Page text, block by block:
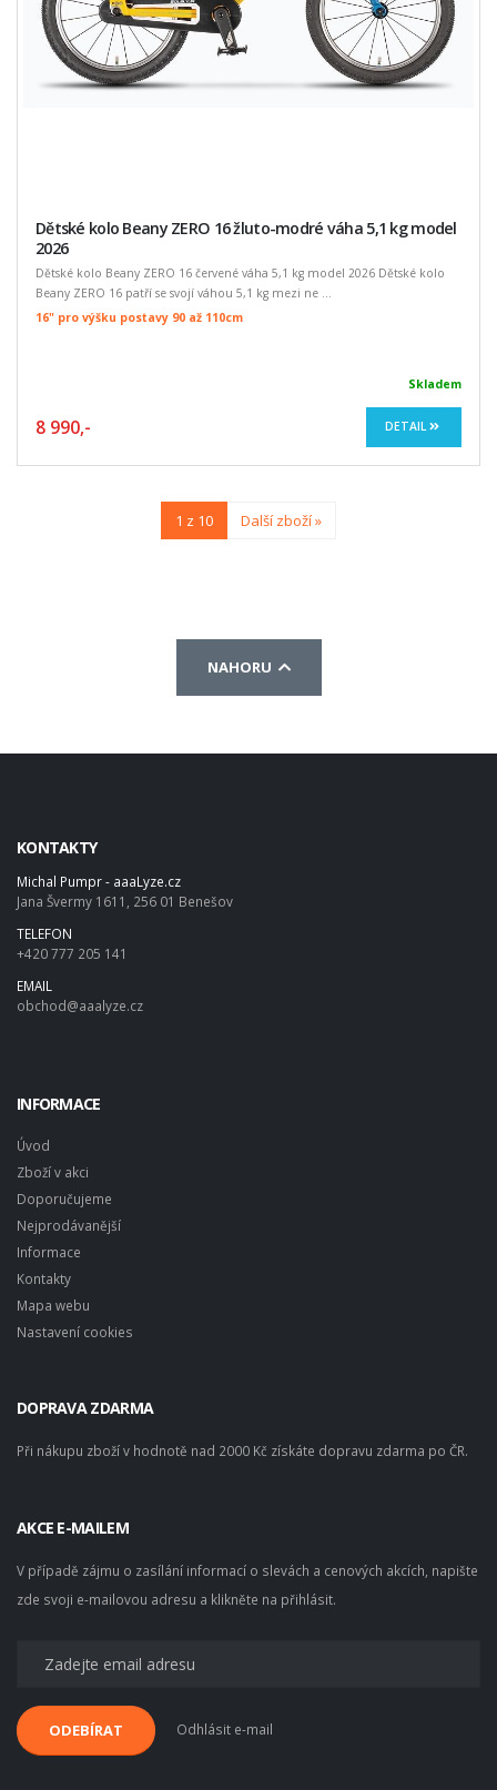
Dětské kolo Beany ZERO 16 žluto-modré váha 5,1 kg model
2026
Dětské kolo Beany ZERO 16 červené váha 5,1 kg model 2026 Dětské kolo
Beany ZERO 16 patří se svojí váhou 5,1 kg mezi ne ...
16" pro výšku postavy 90 až 110cm
Skladem
8 990,- DETAIL
1 z 10 Další zboží »
NAHORU
KONTAKTY
Michal Pumpr - aaaLyze.cz
Jana Švermy 1611, 256 01 Benešov
TELEFON
+420 777 205 141
EMAIL
obchod@aaalyze.cz
INFORMACE
Úvod
Zboží v akci
Doporučujeme
Nejprodávanější
Informace
Kontakty
Mapa webu
Nastavení cookies
DOPRAVA ZDARMA
Při nákupu zboží v hodnotě nad 2000 Kč získáte dopravu zdarma po ČR.
AKCE E-MAILEM
V případě zájmu o zasílání informací o slevách a cenových akcích, napište
zde svoji e-mailovou adresu a klikněte na přihlásit.
ODEBÍRAT Odhlásit e-mail